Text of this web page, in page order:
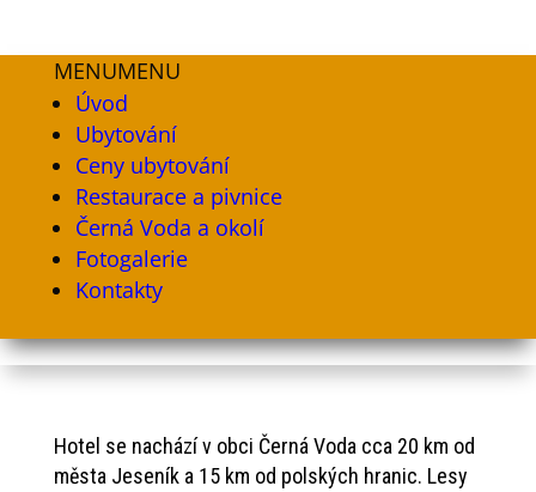
MENUMENU
Úvod
Ubytování
Ceny ubytování
Restaurace a pivnice
Černá Voda a okolí
Fotogalerie
Kontakty
Hotel se nachází v obci Černá Voda cca 20 km od
města Jeseník a 15 km od polských hranic. Lesy